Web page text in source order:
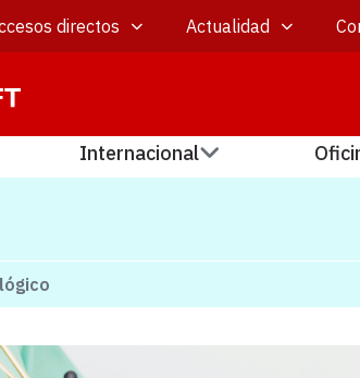
directos Actualidad
Internacional